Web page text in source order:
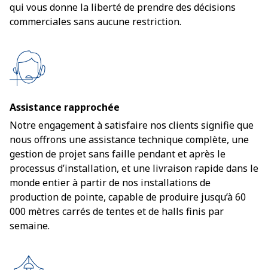
qui vous donne la liberté de prendre des décisions
commerciales sans aucune restriction.
Assistance rapprochée
Notre engagement à satisfaire nos clients signifie que
nous offrons une assistance technique complète, une
gestion de projet sans faille pendant et après le
processus d’installation, et une livraison rapide dans le
monde entier à partir de nos installations de
production de pointe, capable de produire jusqu’à 60
000 mètres carrés de tentes et de halls finis par
semaine.